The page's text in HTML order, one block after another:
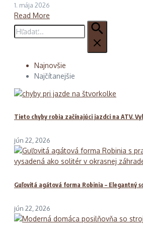
1. mája 2026
Read More
Hľadať:
Najnovšie
Najčítanejšie
Tieto chyby robia začínajúci jazdci na ATV.
jún 22, 2026
Guľovitá agátová forma Robinia – Elegantný
jún 22, 2026